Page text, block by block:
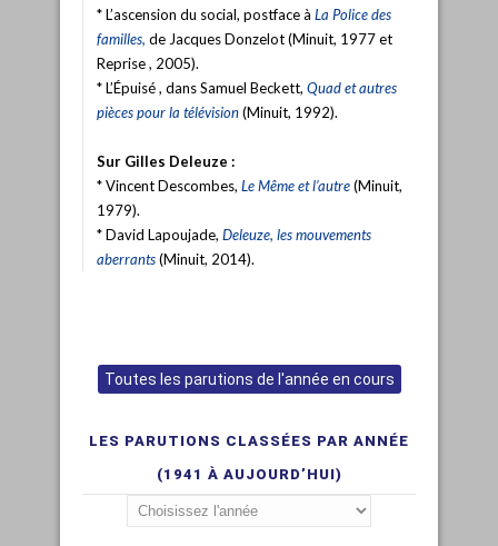
* L’ascension du social, postface à La Police des
familles, de Jacques Donzelot (Minuit, 1977 et
Reprise , 2005).
* L’Épuisé , dans Samuel Beckett, Quad et autres
pièces pour la télévision(Minuit, 1992).
Sur Gilles Deleuze :
* Vincent Descombes, Le Même et l’autre(Minuit,
1979).
* David Lapoujade, Deleuze, les mouvements
aberrants(Minuit, 2014).
Toutes les parutions de l'année en cours
LES PARUTIONS CLASSÉES PAR ANNÉE
(1941 À AUJOURD’HUI)